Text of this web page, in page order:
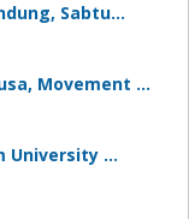
Sabtu…
Movement …
University …